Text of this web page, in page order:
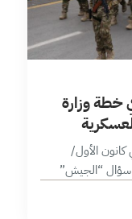
وزارة
الأول/
فتح سؤال “الجيش”
فراغ أمني